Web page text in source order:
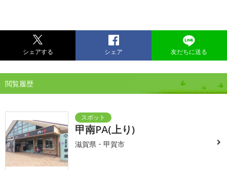
シェアする シェア 友だちに送る
閲覧履歴
甲南PA(上り)
滋賀県・甲賀市